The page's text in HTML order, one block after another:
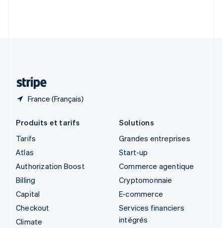
France (Français)
Produits et tarifs
Tarifs
Atlas
Authorization Boost
Billing
Capital
Checkout
Climate
Solutions
Grandes entreprises
Start-up
Commerce agentique
Cryptomonnaie
E-commerce
Services financiers
intégrés